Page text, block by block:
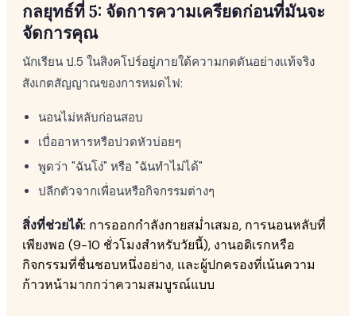
กลยุทธ์ที่ 5: จัดการความเครียดก่อนที่มันจะ
จัดการคุณ
นักเรียน ป.5 ในสิงคโปร์อยู่ภายใต้ความกดดันอย่างแท้จริง
สังเกตสัญญาณของการหมดไฟ:
นอนไม่หลับก่อนสอบ
เบื่ออาหารหรือปวดหัวบ่อยๆ
พูดว่า "ฉันโง่" หรือ "ฉันทำไม่ได้"
ปลีกตัวจากเพื่อนหรือกิจกรรมต่างๆ
สิ่งที่ช่วยได้: การออกกำลังกายสม่ำเสมอ, การนอนหลับที่
เพียงพอ (9-10 ชั่วโมงสำหรับวัยนี้), งานอดิเรกหรือ
กิจกรรมที่ชื่นชอบหนึ่งอย่าง, และผู้ปกครองที่เน้นความ
ก้าวหน้ามากกว่าความสมบูรณ์แบบ